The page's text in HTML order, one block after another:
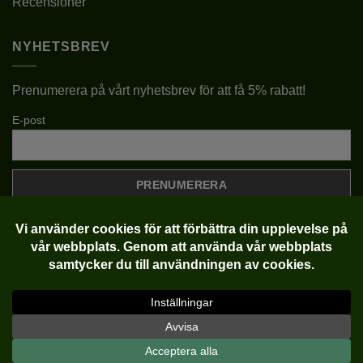
NYHETSBREV
Prenumerera på vårt nyhetsbrev för att få 5% rabatt!
E-post
Klarna Visa MasterCard
Copyright 2022-2026 ©Plantlycka